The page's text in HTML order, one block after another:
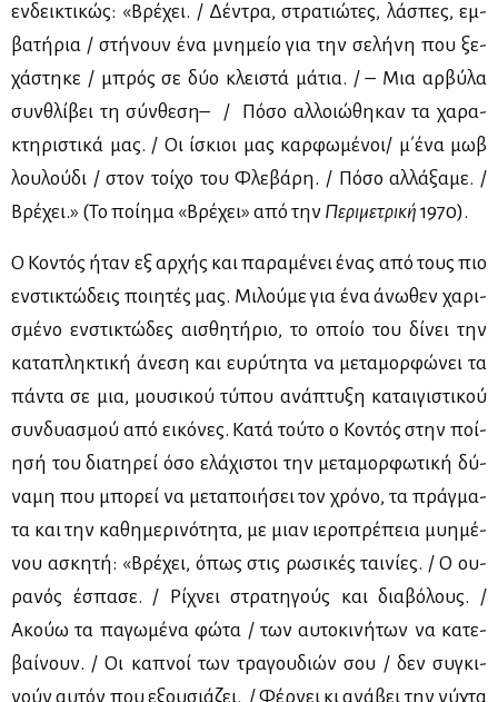
εν­δει­κτι­κώς: «Βρέ­χει. / Δέ­ντρα, στρα­τιώ­τες, λά­σπες, εμ­
βα­τή­ρια / στή­νουν ένα μνη­μείο για την σε­λή­νη που ξε­
χά­στη­κε / μπρός σε δύο κλει­στά μά­τια. / – Μια αρ­βύ­λα
συν­θλί­βει τη σύν­θε­ση– / Πό­σο αλ­λοιώ­θη­καν τα χα­ρα­
κτη­ρι­στι­κά μας. / Οι ίσκιοι μας καρ­φω­μέ­νοι/ μ΄ένα μωβ
λου­λού­δι / στον τοί­χο του Φλε­βά­ρη. / Πό­σο αλ­λά­ξα­με. /
Βρέ­χει.» (Το ποί­η­μα «Βρέ­χει» από την Πε­ρι­με­τρι­κή 1970).
Ο Κο­ντός ήταν εξ αρ­χής και πα­ρα­μέ­νει ένας από τους πιο
εν­στι­κτώ­δεις ποι­η­τές μας. Μι­λού­με για ένα άνω­θεν χα­ρι­
σμέ­νο εν­στι­κτώ­δες αι­σθη­τή­ριο, το οποίο του δί­νει την
κα­τα­πλη­κτι­κή άνε­ση και ευ­ρύ­τη­τα να με­τα­μορ­φώ­νει τα
πά­ντα σε μια, μου­σι­κού τύ­που ανά­πτυ­ξη κα­ται­γι­στι­κού
συν­δυα­σμού από ει­κό­νες. Κα­τά τού­το ο Κο­ντός στην ποί­
η­σή του δια­τη­ρεί όσο ελά­χι­στοι την με­τα­μορ­φω­τι­κή δύ­
να­μη που μπο­ρεί να με­τα­ποι­ή­σει τον χρό­νο, τα πράγ­μα­
τα και την κα­θη­με­ρι­νό­τη­τα, με μιαν ιε­ρο­πρέ­πεια μυ­η­μέ­
νου ασκη­τή: «Βρέ­χει, όπως στις ρω­σι­κές ται­νί­ες. / Ο ου­
ρα­νός έσπα­σε. / Ρί­χνει στρα­τη­γούς και δια­βό­λους. /
Ακούω τα πα­γω­μέ­να φώ­τα / των αυ­το­κι­νή­των να κα­τε­
βαί­νουν. / Οι κα­πνοί των τρα­γου­διών σου / δεν συ­γκι­
νούν αυ­τόν που εξου­σιά­ζει. / Φέρ­νει κι ανά­βει την νύ­χτα